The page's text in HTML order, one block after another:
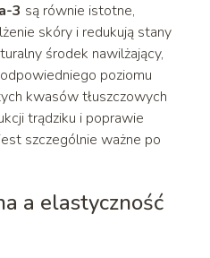
3 są równie istotne,
skóry i redukują stany
środek nawilżający,
poziomu
kwasów tłuszczowych
trądziku i poprawie
szczególnie ważne po
a elastyczność